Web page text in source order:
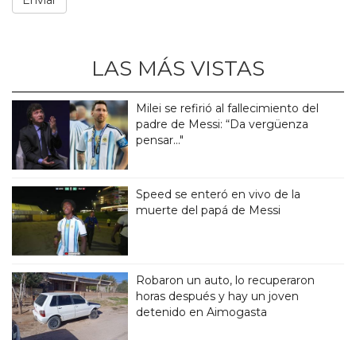
LAS MÁS VISTAS
Milei se refirió al fallecimiento del
padre de Messi: “Da vergüenza
pensar..."
Speed se enteró en vivo de la
muerte del papá de Messi
Robaron un auto, lo recuperaron
horas después y hay un joven
detenido en Aimogasta